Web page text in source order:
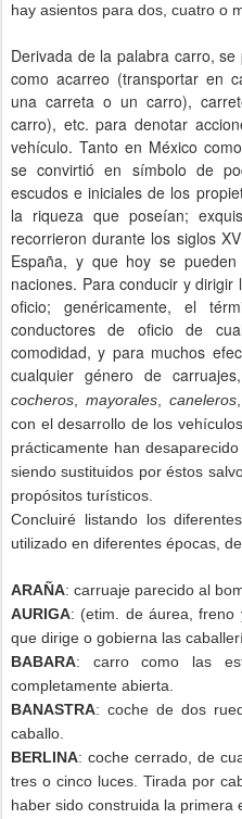
hay asientos para dos, cuatro o
Derivada de la palabra carro,
como acarreo (transportar en
una carreta o un carro),
carro), etc. para denotar
vehículo. Tanto en México
se convirtió en símbolo de
escudos e iniciales de los
la riqueza que poseían;
recorrieron durante los siglos
España, y que hoy se
naciones. Para conducir y
oficio; genéricamente, el
conductores de oficio de
comodidad, y para muchos
cualquier género de
cocheros
mayorales caneleros
con el desarrollo de los
prácticamente han
siendo sustituidos por éstos
propósitos turísticos.
Concluiré listando los
utilizado en diferentes épocas,
ARAÑA: carruaje parecido al
AURIGA: (etim. de áurea, freno
que dirige o gobierna las
BABARA: carro como las
completamente abierta.
BANASTRA: coche de dos
caballo.
BERLINA: coche cerrado, de
tres o cinco luces. Tirada por
haber sido construida la primera